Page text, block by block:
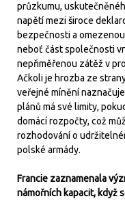
průzkumu,
napětí mezi široce
bezpečnosti a
neboť část společnosti
nepřiměřenou zátěž v
Ačkoli je hrozba ze
veřejné mínění
plánů má své limity,
domácí rozpočty, což
rozhodování o
polské armády.
Francie zaznamenala
námořních kapacit, když